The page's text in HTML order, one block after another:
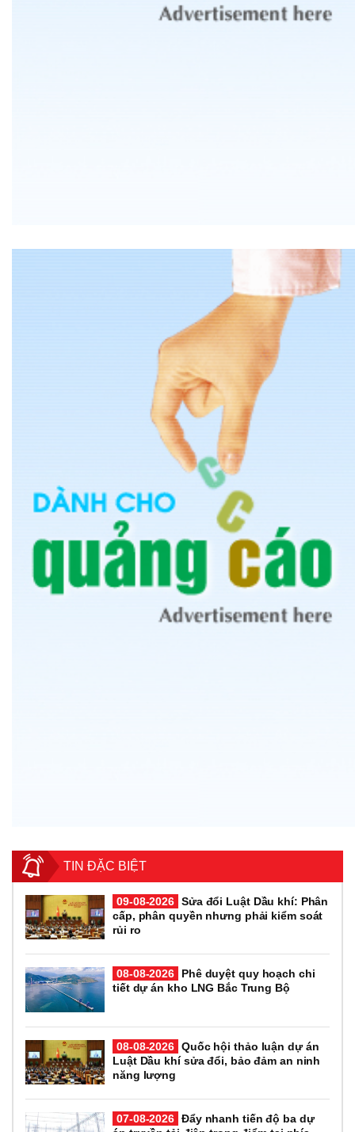
TIN ĐẶC BIỆT
09-08-2026 Sửa đổi Luật Dầu khí: Phân
cấp, phân quyền nhưng phải kiểm soát
rủi ro
08-08-2026
Phê duyệt quy hoạch chi
tiết dự án kho LNG Bắc Trung Bộ
08-08-2026 Quốc hội thảo luận dự án
Luật Dầu khí sửa đổi, bảo đảm an ninh
năng lượng
07-08-2026 Đẩy nhanh tiến độ ba dự